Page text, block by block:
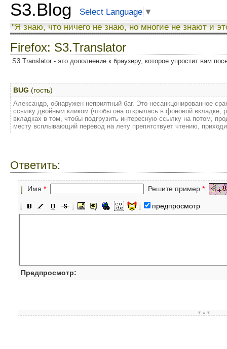
S3.Blog Select Language ▼
"Я знаю, что ничего не знаю, но многие не знают и
Firefox: S3.Translator
S3.Translator - это дополнение к браузеру, которое упростит вам
BUG (гость)
Александр, обнаружен неприятный баг. Это несанкцонированное
ссылку двойным кликом (чтобы она открылась в фоновой
вкладках в том, чтобы подгрузить интересную ссылку на потом,
месту всплывающий перевод на лету препятствует чтению,
Ответить:
Имя *: Решите пример *:
предпросмотр
Предпросмотр:
▼▲▼